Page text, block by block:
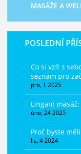
MASÁŽE A
POSLEDNÍ
Co si vzít s
seznam pro
pro, 1 2025
Lingam
úno, 24 2025
Proč byste
lis, 4 2024